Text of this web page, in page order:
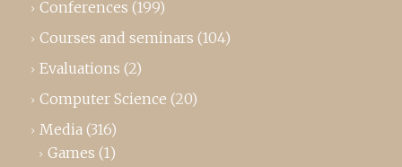
Conferences (199)
Courses and seminars (104)
Evaluations (2)
Computer Science (20)
Media (316)
Games (1)